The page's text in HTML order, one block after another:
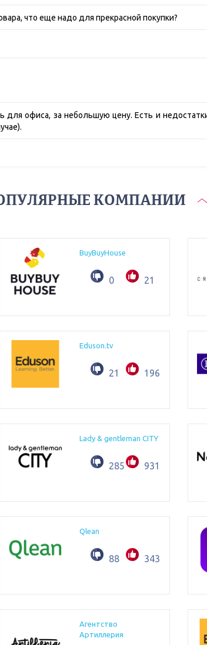
что еще надо для прекрасной покупки?
офиса, за небольшую цену. Есть и
КОМПАНИИ
BuyBuyHouse
0 21
Eduson.tv
21 196
Lady & gentleman CITY
285 931
Qlean
88 343
Агентство
Артиллерия